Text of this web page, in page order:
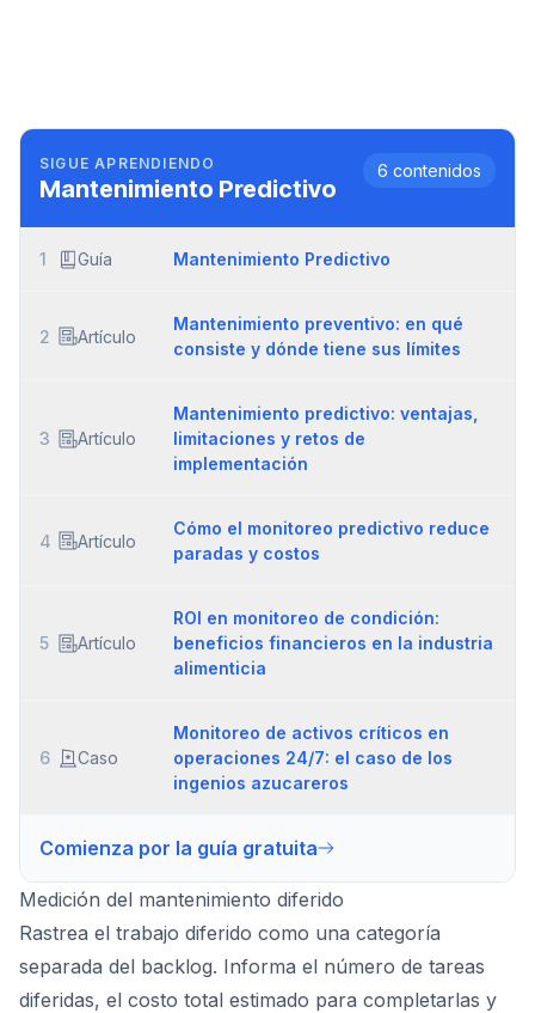
SIGUE APRENDIENDO
Mantenimiento Predictivo
6 contenidos
1 Guía Mantenimiento Predictivo
2 Artículo
Mantenimiento preventivo: en qué
consiste y dónde tiene sus límites
3 Artículo
Mantenimiento predictivo: ventajas,
limitaciones y retos de
implementación
4 Artículo
Cómo el monitoreo predictivo reduce
paradas y costos
5 Artículo
ROI en monitoreo de condición:
beneficios financieros en la industria
alimenticia
6 Caso
Monitoreo de activos críticos en
operaciones 24/7: el caso de los
ingenios azucareros
Comienza por la guía gratuita
Medición del mantenimiento diferido
Rastrea el trabajo diferido como una categoría
separada del backlog. Informa el número de tareas
diferidas, el costo total estimado para completarlas y